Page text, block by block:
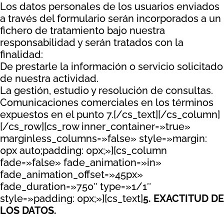
Los datos personales de los usuarios enviados
a través del formulario serán incorporados a un
fichero de tratamiento bajo nuestra
responsabilidad y serán tratados con la
finalidad:
De prestarle la información o servicio solicitado
de nuestra actividad.
La gestión, estudio y resolución de consultas.
Comunicaciones comerciales en los términos
expuestos en el punto 7.[/cs_text][/cs_column]
[/cs_row][cs_row inner_container=»true»
marginless_columns=»false» style=»margin:
0px auto;padding: 0px;»][cs_column
fade=»false» fade_animation=»in»
fade_animation_offset=»45px»
fade_duration=»750″ type=»1/1″
style=»padding: 0px;»][cs_text]5. EXACTITUD DE
LOS DATOS.